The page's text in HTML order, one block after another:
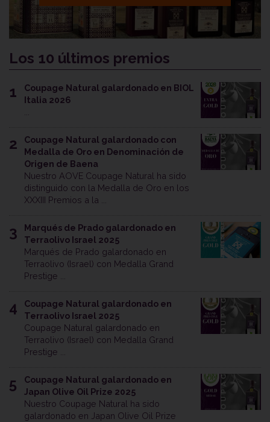
Los 10 últimos premios
1
Coupage Natural galardonado en BIOL
Italia 2026
2
Coupage Natural galardonado con
Medalla de Oro en Denominación de
Origen de Baena
Nuestro AOVE Coupage Natural ha sido
distinguido con la Medalla de Oro en los
XXXIII Premios a la ...
3
Marqués de Prado galardonado en
Terraolivo Israel 2025
Marqués de Prado galardonado en
Terraolivo (Israel) con Medalla Grand
Prestige ...
4
Coupage Natural galardonado en
Terraolivo Israel 2025
Coupage Natural galardonado en
Terraolivo (Israel) con Medalla Grand
Prestige ...
5
Coupage Natural galardonado en
Japan Olive Oil Prize 2025
Nuestro Coupage Natural ha sido
galardonado en Japan Olive Oil Prize